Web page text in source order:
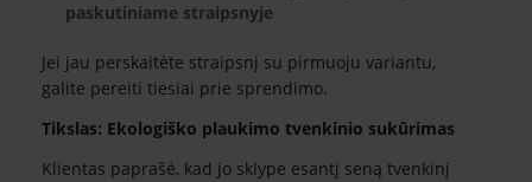
paskutiniame straipsnyje
Jei jau perskaitėte straipsnį su pirmuoju variantu,
galite pereiti tiesiai prie sprendimo.
Tikslas: Ekologiško plaukimo tvenkinio sukūrimas
Klientas paprašė, kad jo sklype esantį seną tvenkinį